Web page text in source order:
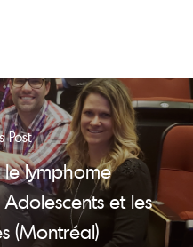
Post
le lymphome
et les
(Montréal)